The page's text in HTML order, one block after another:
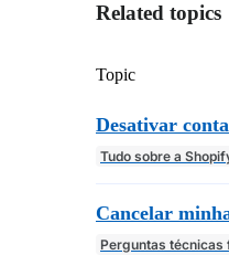
Related topics
Topic
Desativar conta
Tudo sobre a
Cancelar
Perguntas técnicas